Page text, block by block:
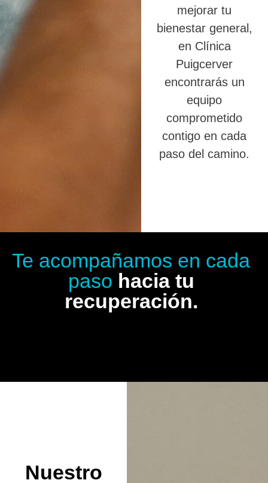
mejorar tu
bienestar general,
en Clínica
Puigcerver
encontrarás un
equipo
comprometido
contigo en cada
paso del camino.
Te acompañamos en cada
paso hacia tu
recuperación.
Nuestro